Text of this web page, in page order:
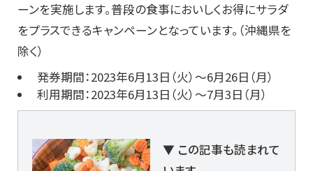
ーンを実施します。普段の食事においしくお得にサラダ
をプラスできるキャンペーンとなっています。（沖縄県を
除く）
発券期間：2023年6月13日（火）～6月26日（月）
利用期間：2023年6月13日（火）～7月3日（月）
▼ この記事も読まれて